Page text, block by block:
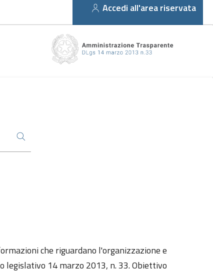
Accedi all'area riservata
che riguardano l'organizzazione e
14 marzo 2013, n. 33. Obiettivo